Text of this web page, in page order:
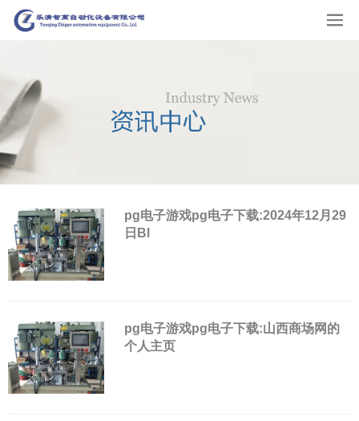
pg电子游戏pg电子下载:2024年12月29
日Bl
pg电子游戏pg电子下载:山西商场网的
个人主页